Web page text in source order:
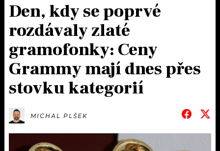
ČLÁNKY
HUDBA
ROZHOVORY
#NEBUDUDOMA
KALENDÁŘ
PODCASTY
JAK NALADIT
RÁDIO
APLIKACE
SOUTĚŽE
Den, kdy se poprvé
rozdávaly zlaté
gramofonky: Ceny
Grammy mají dnes přes
stovku kategorií
MICHAL PLŠEK